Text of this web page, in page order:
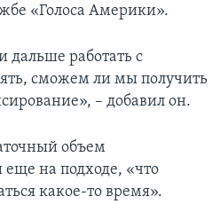
«Голоса Америки».
дальше работать с
сможем ли мы получить
– добавил он.
объем
на подходе, «что
какое-то время».